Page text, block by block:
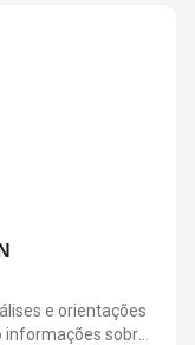
e orientações
sobre